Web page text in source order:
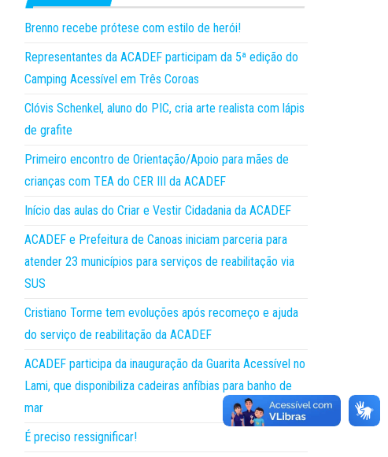
Brenno recebe prótese com estilo de herói!
Representantes da ACADEF participam da 5ª edição do
Camping Acessível em Três Coroas
Clóvis Schenkel, aluno do PIC, cria arte realista com lápis
de grafite
Primeiro encontro de Orientação/Apoio para mães de
crianças com TEA do CER III da ACADEF
Início das aulas do Criar e Vestir Cidadania da ACADEF
ACADEF e Prefeitura de Canoas iniciam parceria para
atender 23 municípios para serviços de reabilitação via
SUS
Cristiano Torme tem evoluções após recomeço e ajuda
do serviço de reabilitação da ACADEF
ACADEF participa da inauguração da Guarita Acessível no
Lami, que disponibiliza cadeiras anfíbias para banho de
mar
É preciso ressignificar!